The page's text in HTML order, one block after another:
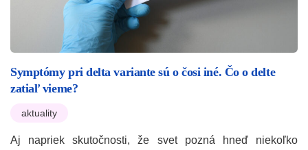
Symptómy pri delta variante sú o čosi iné. Čo o delte
zatiaľ vieme?
aktuality
Aj napriek skutočnosti, že svet pozná hneď niekoľko